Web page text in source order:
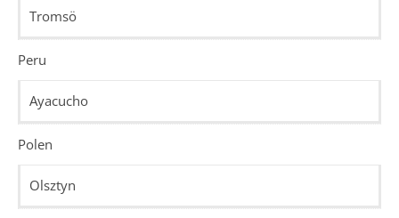
Tromsö
Peru
Ayacucho
Polen
Olsztyn